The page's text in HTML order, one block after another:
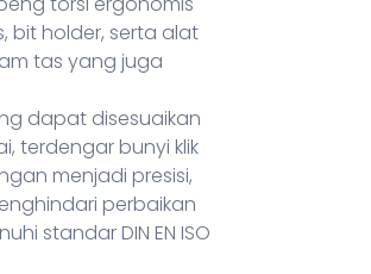
bit holder, serta alat
tas yang juga
dapat disesuaikan
terdengar bunyi klik
menjadi presisi,
perbaikan
standar DIN EN ISO